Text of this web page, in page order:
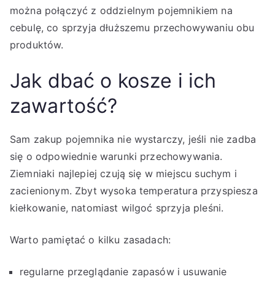
można połączyć z oddzielnym pojemnikiem na
cebulę, co sprzyja dłuższemu przechowywaniu obu
produktów.
Jak dbać o kosze i ich
zawartość?
Sam zakup pojemnika nie wystarczy, jeśli nie zadba
się o odpowiednie warunki przechowywania.
Ziemniaki najlepiej czują się w miejscu suchym i
zacienionym. Zbyt wysoka temperatura przyspiesza
kiełkowanie, natomiast wilgoć sprzyja pleśni.
Warto pamiętać o kilku zasadach:
regularne przeglądanie zapasów i usuwanie